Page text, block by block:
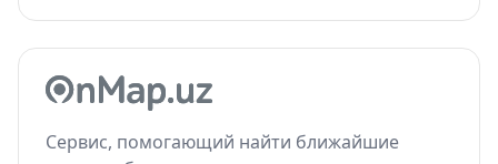
Сервис, помогающий найти ближайшие